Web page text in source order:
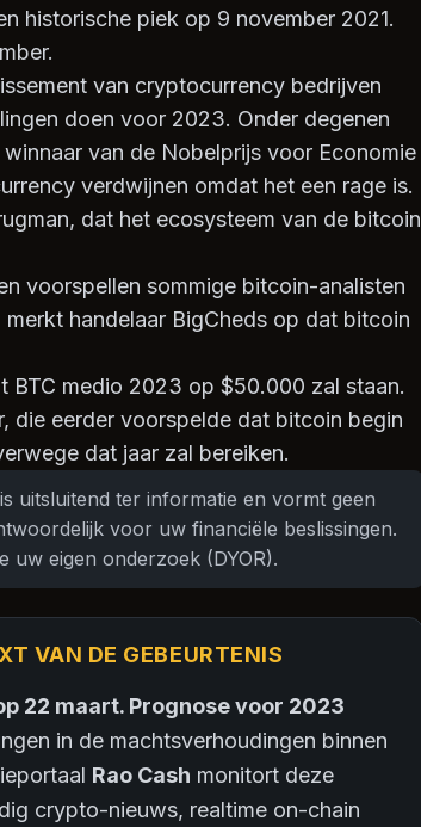
historische piek op 9 november 2021.
van cryptocurrency bedrijven
doen voor 2023. Onder degenen
van de Nobelprijs voor Economie
verdwijnen omdat het een rage is.
dat het ecosysteem van de bitcoin
voorspellen sommige bitcoin-analisten
handelaar BigCheds op dat bitcoin
BTC medio 2023 op $50.000 zal staan.
die eerder voorspelde dat bitcoin begin
dat jaar zal bereiken.
uitsluitend ter informatie en vormt geen
voor uw financiële beslissingen.
eigen onderzoek (DYOR).
VAN DE GEBEURTENIS
22 maart. Prognose voor 2023
in de machtsverhoudingen binnen
Rao Cash monitort deze
crypto-nieuws, realtime on-chain